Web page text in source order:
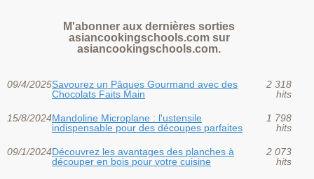
M'abonner aux dernières sorties
asiancookingschools.com sur
asiancookingschools.com.
09/4/2025Savourez un Pâques Gourmand avec des
Chocolats Faits Main
2 318
hits
15/8/2024Mandoline Microplane : l'ustensile
indispensable pour des découpes parfaites
1 798
hits
09/1/2024Découvrez les avantages des planches à
découper en bois pour votre cuisine
2 073
hits